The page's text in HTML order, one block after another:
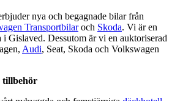
nya och begagnade bilar från
Transportbilaroch Skoda. Vi är en
Gislaved. Dessutom är vi en auktoriserad
Audi, Seat, Skoda och Volkswagen
tillbehör